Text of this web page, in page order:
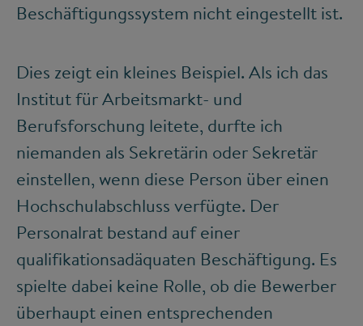
Beschäftigungssystem nicht eingestellt ist.
Dies zeigt ein kleines Beispiel. Als ich das
Institut für Arbeitsmarkt- und
Berufsforschung leitete, durfte ich
niemanden als Sekretärin oder Sekretär
einstellen, wenn diese Person über einen
Hochschulabschluss verfügte. Der
Personalrat bestand auf einer
qualifikationsadäquaten Beschäftigung. Es
spielte dabei keine Rolle, ob die Bewerber
überhaupt einen entsprechenden